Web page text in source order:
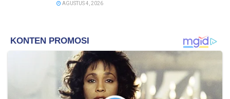
AGUSTUS 4, 2026